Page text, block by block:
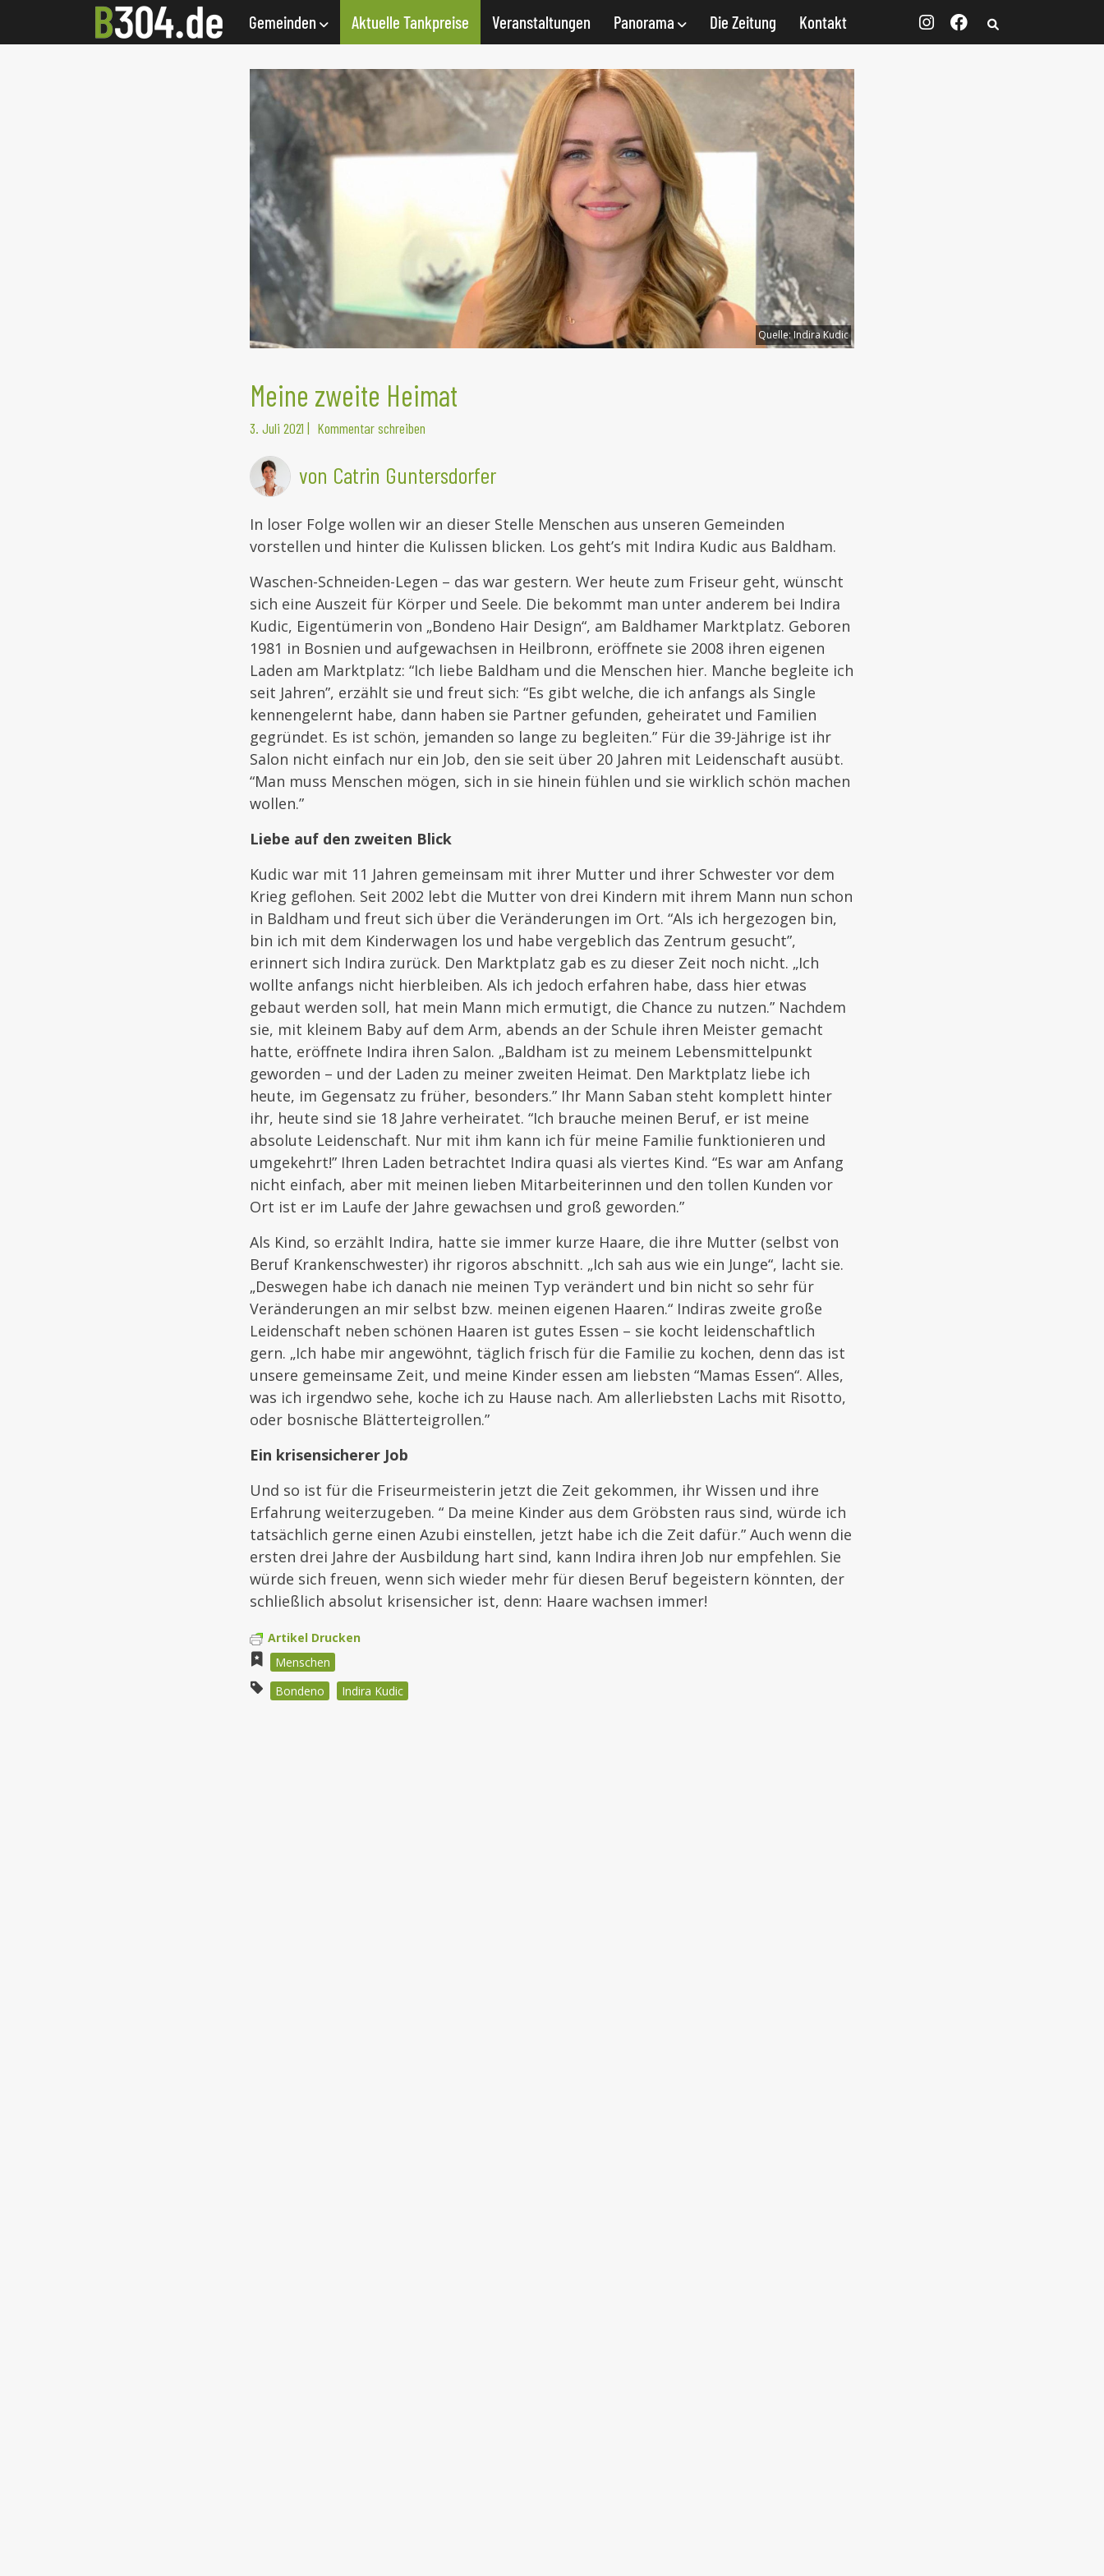
Gemeinden Aktuelle Tankpreise Veranstaltungen Panorama Die Zeitung Kontakt
Quelle:Indira Kudic
Meine zweite Heimat
3. Juli 2021 | Kommentar schreiben
von Catrin Guntersdorfer
In loser Folge wollen wir an dieser Stelle Menschen aus unseren Gemeinden
vorstellen und hinter die Kulissen blicken. Los geht’s mit Indira Kudic aus Baldham.
Waschen-Schneiden-Legen – das war gestern. Wer heute zum Friseur geht, wünscht
sich eine Auszeit für Körper und Seele. Die bekommt man unter anderem bei Indira
Kudic, Eigentümerin von „Bondeno Hair Design“, am Baldhamer Marktplatz. Geboren
1981 in Bosnien und aufgewachsen in Heilbronn, eröffnete sie 2008 ihren eigenen
Laden am Marktplatz: “Ich liebe Baldham und die Menschen hier. Manche begleite ich
seit Jahren”, erzählt sie und freut sich: “Es gibt welche, die ich anfangs als Single
kennengelernt habe, dann haben sie Partner gefunden, geheiratet und Familien
gegründet. Es ist schön, jemanden so lange zu begleiten.” Für die 39-Jährige ist ihr
Salon nicht einfach nur ein Job, den sie seit über 20 Jahren mit Leidenschaft ausübt.
“Man muss Menschen mögen, sich in sie hinein fühlen und sie wirklich schön machen
wollen.”
Liebe auf den zweiten Blick
Kudic war mit 11 Jahren gemeinsam mit ihrer Mutter und ihrer Schwester vor dem
Krieg geflohen. Seit 2002 lebt die Mutter von drei Kindern mit ihrem Mann nun schon
in Baldham und freut sich über die Veränderungen im Ort. “Als ich hergezogen bin,
bin ich mit dem Kinderwagen los und habe vergeblich das Zentrum gesucht”,
erinnert sich Indira zurück. Den Marktplatz gab es zu dieser Zeit noch nicht. „Ich
wollte anfangs nicht hierbleiben. Als ich jedoch erfahren habe, dass hier etwas
gebaut werden soll, hat mein Mann mich ermutigt, die Chance zu nutzen.” Nachdem
sie, mit kleinem Baby auf dem Arm, abends an der Schule ihren Meister gemacht
hatte, eröffnete Indira ihren Salon. „Baldham ist zu meinem Lebensmittelpunkt
geworden – und der Laden zu meiner zweiten Heimat. Den Marktplatz liebe ich
heute, im Gegensatz zu früher, besonders.” Ihr Mann Saban steht komplett hinter
ihr, heute sind sie 18 Jahre verheiratet. “Ich brauche meinen Beruf, er ist meine
absolute Leidenschaft. Nur mit ihm kann ich für meine Familie funktionieren und
umgekehrt!” Ihren Laden betrachtet Indira quasi als viertes Kind. “Es war am Anfang
nicht einfach, aber mit meinen lieben Mitarbeiterinnen und den tollen Kunden vor
Ort ist er im Laufe der Jahre gewachsen und groß geworden.”
Als Kind, so erzählt Indira, hatte sie immer kurze Haare, die ihre Mutter (selbst von
Beruf Krankenschwester) ihr rigoros abschnitt. „Ich sah aus wie ein Junge“, lacht sie.
„Deswegen habe ich danach nie meinen Typ verändert und bin nicht so sehr für
Veränderungen an mir selbst bzw. meinen eigenen Haaren.“ Indiras zweite große
Leidenschaft neben schönen Haaren ist gutes Essen – sie kocht leidenschaftlich
gern. „Ich habe mir angewöhnt, täglich frisch für die Familie zu kochen, denn das ist
unsere gemeinsame Zeit, und meine Kinder essen am liebsten “Mamas Essen“. Alles,
was ich irgendwo sehe, koche ich zu Hause nach. Am allerliebsten Lachs mit Risotto,
oder bosnische Blätterteigrollen.”
Ein krisensicherer Job
Und so ist für die Friseurmeisterin jetzt die Zeit gekommen, ihr Wissen und ihre
Erfahrung weiterzugeben. “ Da meine Kinder aus dem Gröbsten raus sind, würde ich
tatsächlich gerne einen Azubi einstellen, jetzt habe ich die Zeit dafür.” Auch wenn die
ersten drei Jahre der Ausbildung hart sind, kann Indira ihren Job nur empfehlen. Sie
würde sich freuen, wenn sich wieder mehr für diesen Beruf begeistern könnten, der
schließlich absolut krisensicher ist, denn: Haare wachsen immer!
Artikel Drucken
Menschen
Bondeno
Indira Kudic